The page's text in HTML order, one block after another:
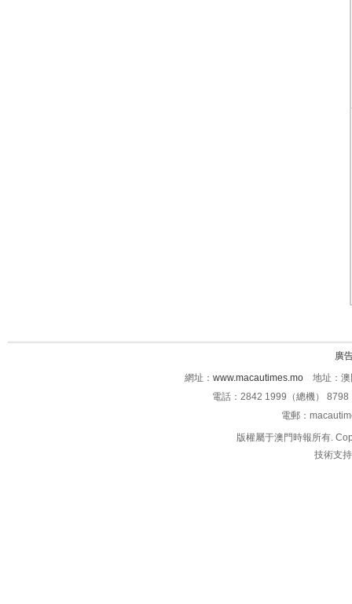
廣
網址： www.macautimes.mo 地址：澳
電話：2842 1999（總機）
電郵：
版權屬于澳門時報所有.
技術支